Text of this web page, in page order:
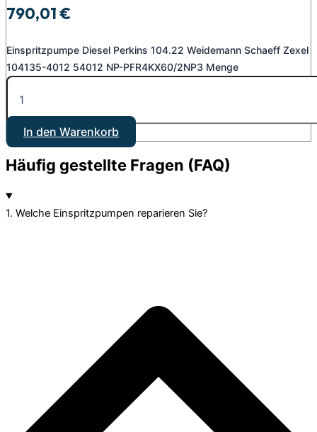
790,01€
Einspritzpumpe Diesel Perkins 104.22 Weidemann Schaeff Zexel
104135-4012 54012 NP-PFR4KX60/2NP3 Menge
In den Warenkorb
Häufig gestellte Fragen (FAQ)
1. Welche Einspritzpumpen reparieren Sie?